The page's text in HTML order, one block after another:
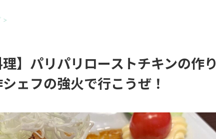
>
理】パリパリローストチキンの作り
ェフの強火で行こうぜ！